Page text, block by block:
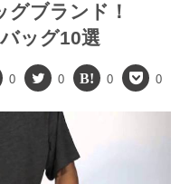
ブランド！
ッグ10選
0 0 0 0